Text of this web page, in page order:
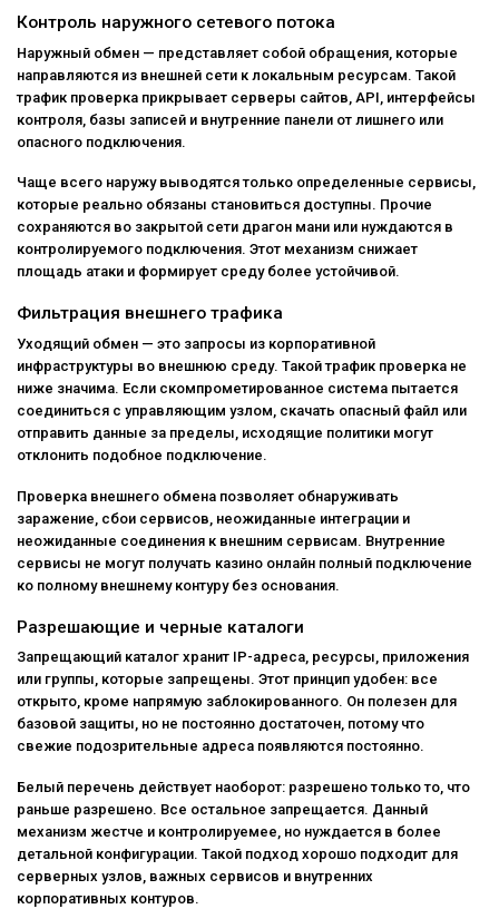
Контроль наружного сетевого потока
Наружный обмен — представляет собой обращения, которые
направляются из внешней сети к локальным ресурсам. Такой
трафик проверка прикрывает серверы сайтов, API, интерфейсы
контроля, базы записей и внутренние панели от лишнего или
опасного подключения.
Чаще всего наружу выводятся только определенные сервисы,
которые реально обязаны становиться доступны. Прочие
сохраняются во закрытой сети драгон мани или нуждаются в
контролируемого подключения. Этот механизм снижает
площадь атаки и формирует среду более устойчивой.
Фильтрация внешнего трафика
Уходящий обмен — это запросы из корпоративной
инфраструктуры во внешнюю среду. Такой трафик проверка не
ниже значима. Если скомпрометированное система пытается
соединиться с управляющим узлом, скачать опасный файл или
отправить данные за пределы, исходящие политики могут
отклонить подобное подключение.
Проверка внешнего обмена позволяет обнаруживать
заражение, сбои сервисов, неожиданные интеграции и
неожиданные соединения к внешним сервисам. Внутренние
сервисы не могут получать казино онлайн полный подключение
ко полному внешнему контуру без основания.
Разрешающие и черные каталоги
Запрещающий каталог хранит IP-адреса, ресурсы, приложения
или группы, которые запрещены. Этот принцип удобен: все
открыто, кроме напрямую заблокированного. Он полезен для
базовой защиты, но не постоянно достаточен, потому что
свежие подозрительные адреса появляются постоянно.
Белый перечень действует наоборот: разрешено только то, что
раньше разрешено. Все остальное запрещается. Данный
механизм жестче и контролируемее, но нуждается в более
детальной конфигурации. Такой подход хорошо подходит для
серверных узлов, важных сервисов и внутренних
корпоративных контуров.